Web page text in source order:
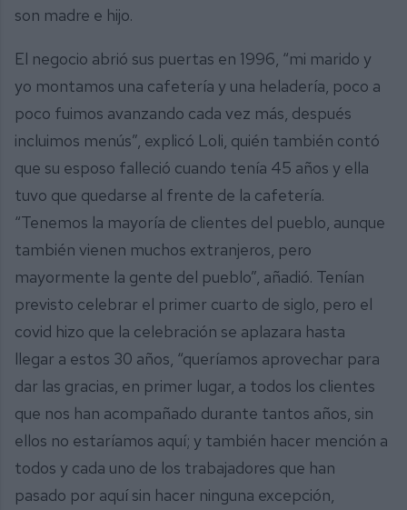
son madre e hijo.
El negocio abrió sus puertas en 1996, “mi marido y
yo montamos una cafetería y una heladería, poco a
poco fuimos avanzando cada vez más, después
incluimos menús”, explicó Loli, quién también contó
que su esposo falleció cuando tenía 45 años y ella
tuvo que quedarse al frente de la cafetería.
“Tenemos la mayoría de clientes del pueblo, aunque
también vienen muchos extranjeros, pero
mayormente la gente del pueblo”, añadió. Tenían
previsto celebrar el primer cuarto de siglo, pero el
covid hizo que la celebración se aplazara hasta
llegar a estos 30 años, “queríamos aprovechar para
dar las gracias, en primer lugar, a todos los clientes
que nos han acompañado durante tantos años, sin
ellos no estaríamos aquí; y también hacer mención a
todos y cada uno de los trabajadores que han
pasado por aquí sin hacer ninguna excepción,